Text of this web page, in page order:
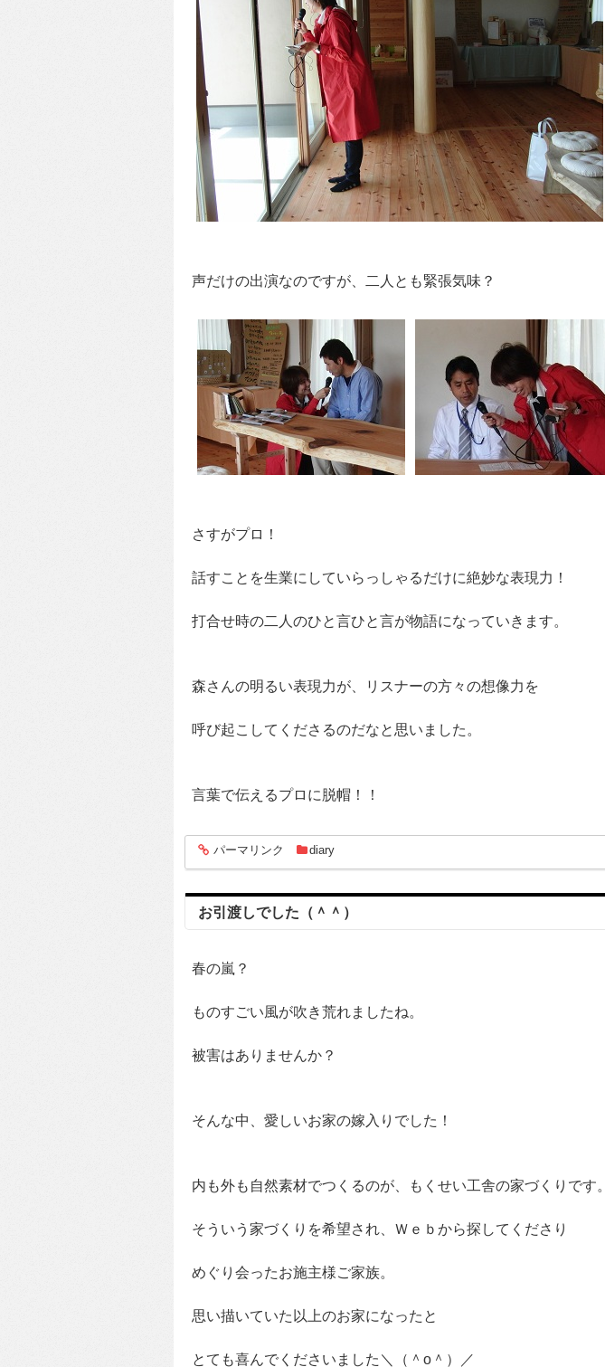
声だけの出演なのですが、二人とも緊張気味？
さすがプロ！
話すことを生業にしていらっしゃるだけに絶妙な表現力！
打合せ時の二人のひと言ひと言が物語になっていきます。
森さんの明るい表現力が、リスナーの方々の想像力を
呼び起こしてくださるのだなと思いました。
言葉で伝えるプロに脱帽！！
entry470
パーマリンク diary
お引渡しでした（＾＾）
春の嵐？
ものすごい風が吹き荒れましたね。
被害はありませんか？
そんな中、愛しいお家の嫁入りでした！
内も外も自然素材でつくるのが、もくせい工舎の家づくりです。
そういう家づくりを希望され、Ｗｅｂから探してくださり
めぐり会ったお施主様ご家族。
思い描いていた以上のお家になったと
とても喜んでくださいました＼（＾o＾）／